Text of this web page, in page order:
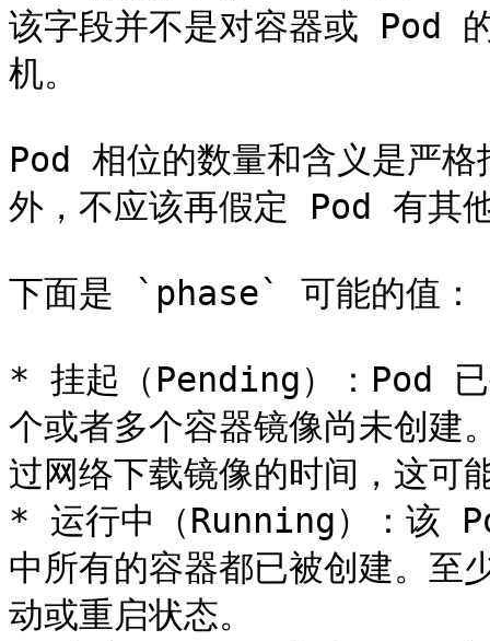
该字段并不是对容器或 Pod
机。
Pod 相位的数量和含义是严
外，不应该再假定 Pod 有
下面是 `phase` 可能的值：
* 挂起（Pending）：Pod
个或者多个容器镜像尚未创
过网络下载镜像的时间，这可
* 运行中（Running）：该
中所有的容器都已被创建。至
动或重启状态。